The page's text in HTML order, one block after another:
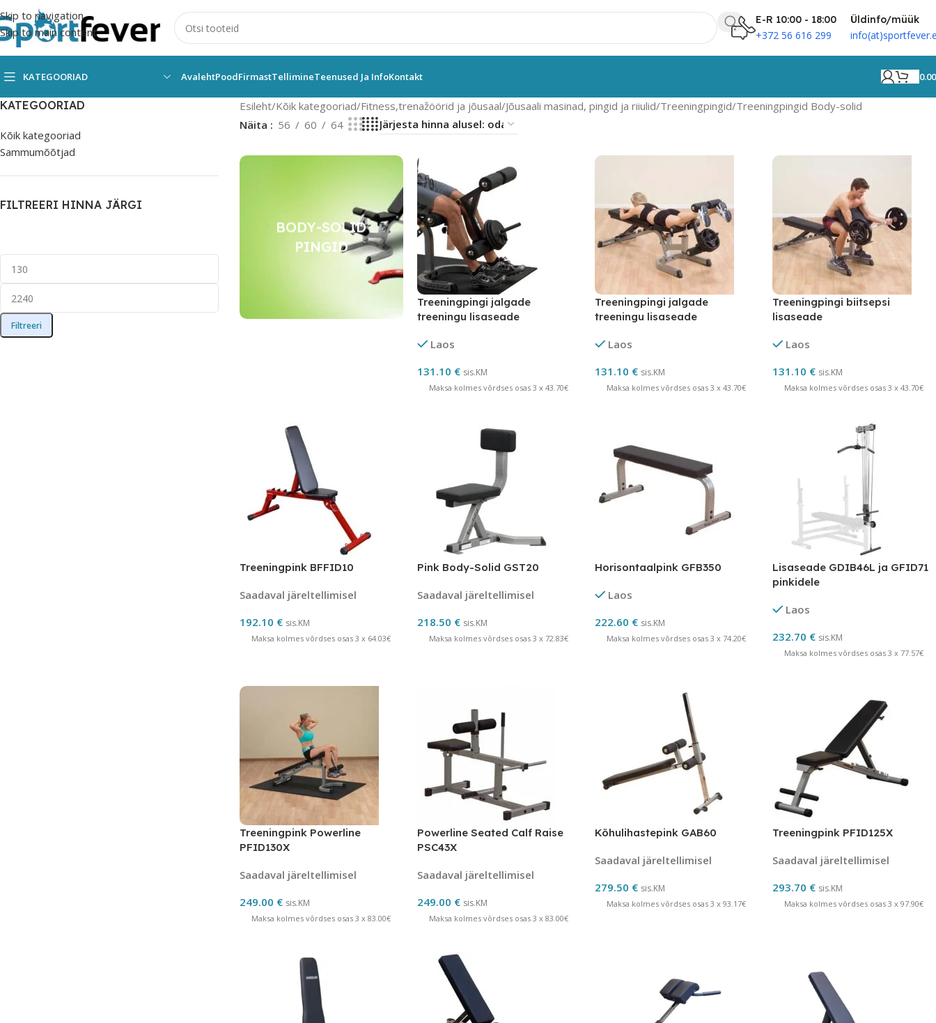
Skip to navigation
Skip to main content
E-R 10:00 - 18:00
+372 56 616 299
Üldinfo/müük
KATEGOORIAD AvalehtPoodFirmastTellimineTeenused Ja InfoKontakt
KATEGOORIAD
Kõik kategooriad
Sammumõõtjad
FILTREERI HINNA JÄRGI
Filtreeri
Esileht Kõik kategooriad Fitness,trenažöörid ja jõusaal Jõusaali masinad, pingid ja riiulid Treeningpingid Treeningpingid Body-solid
Näita
56 60 64
BODY-SOLID
PINGID
Treeningpingi jalgade
treeningu lisaseade
Laos
131.10 € sis.KM
Maksa kolmes võrdses osas 3 x 43.70€
Treeningpingi jalgade
treeningu lisaseade
Laos
131.10 € sis.KM
Maksa kolmes võrdses osas 3 x 43.70€
Treeningpingi biitsepsi
lisaseade
Laos
131.10 € sis.KM
Maksa kolmes võrdses osas 3 x 43.70€
Treeningpink BFFID10
Saadaval järeltellimisel
192.10 € sis.KM
Maksa kolmes võrdses osas 3 x 64.03€
Pink Body-Solid GST20
Saadaval järeltellimisel
218.50 € sis.KM
Maksa kolmes võrdses osas 3 x 72.83€
Horisontaalpink GFB350
Laos
222.60 € sis.KM
Maksa kolmes võrdses osas 3 x 74.20€
Lisaseade GDIB46L ja GFID71
pinkidele
Laos
232.70 € sis.KM
Maksa kolmes võrdses osas 3 x 77.57€
Treeningpink Powerline
PFID130X
Saadaval järeltellimisel
249.00 € sis.KM
Maksa kolmes võrdses osas 3 x 83.00€
Powerline Seated Calf Raise
PSC43X
Saadaval järeltellimisel
249.00 € sis.KM
Maksa kolmes võrdses osas 3 x 83.00€
Kõhulihastepink GAB60
Saadaval järeltellimisel
279.50 € sis.KM
Maksa kolmes võrdses osas 3 x 93.17€
Treeningpink PFID125X
Saadaval järeltellimisel
293.70 € sis.KM
Maksa kolmes võrdses osas 3 x 97.90€